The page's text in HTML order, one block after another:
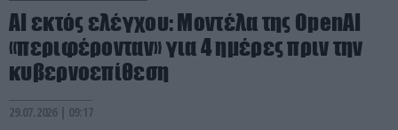
AI εκτός ελέγχου: Μοντέλα της OpenAI
«περιφέρονταν» για 4 ημέρες πριν την
κυβερνοεπίθεση
29.07.2026 | 09:17